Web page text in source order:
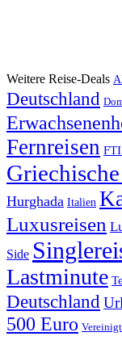
Weitere Reise-Deals
Deutschland
Fernreisen
Hurghada Italien
Luxusreisen
Side
Lastminute
Deutschland
500 Euro